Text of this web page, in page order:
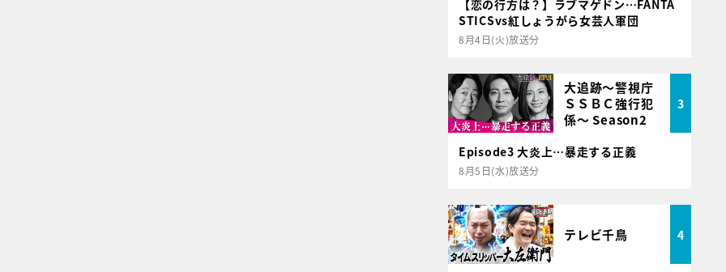
【恋の行方は？】ラブマゲドン…FANTA
STICSvs紅しょうがら女芸人軍団
8月4日(火)放送分
大追跡～警視庁
ＳＳＢＣ強行犯
係～ Season2
3
Episode3 大炎上…暴走する正義
8月5日(水)放送分
テレビ千鳥 4